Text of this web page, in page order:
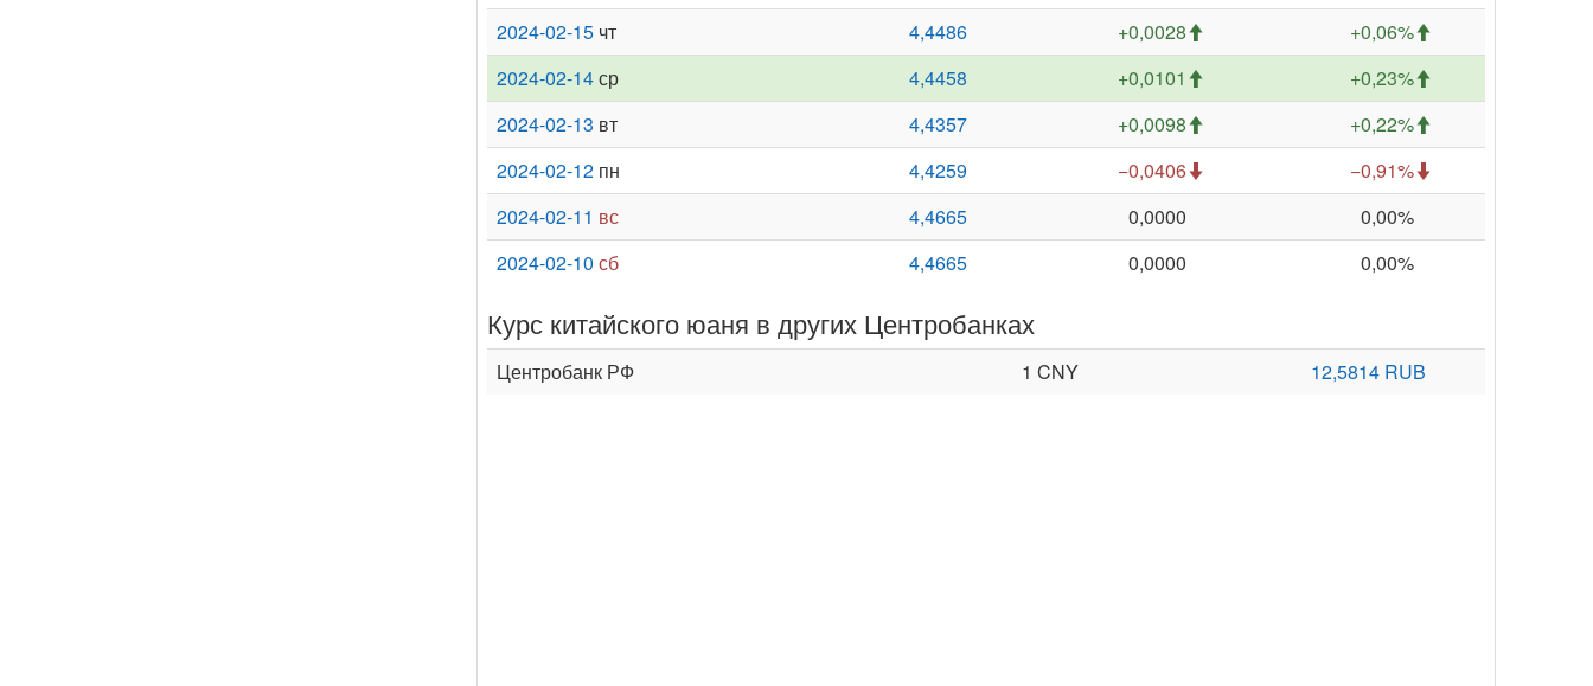
2024-02-15 чт 4,4486 +0,0028
+0,06%
2024-02-14ср 4,4458 +0,0101
+0,23%
2024-02-13 вт 4,4357 +0,0098
+0,22%
2024-02-12 пн 4,4259 −0,0406
−0,91%
2024-02-11 вс 4,4665 0,0000
0,00%
2024-02-10 сб 4,4665 0,0000 0,00%
Курс китайского юаня в других Центробанках
Центробанк РФ 1 CNY 12,5814 RUB